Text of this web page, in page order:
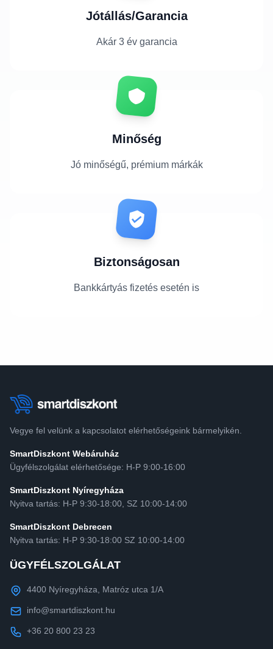
Jótállás/Garancia
Akár 3 év garancia
Minőség
Jó minőségű, prémium márkák
Biztonságosan
Bankkártyás fizetés esetén is
Vegye fel velünk a kapcsolatot elérhetőségeink bármelyikén.
SmartDiszkont Webáruház
Ügyfélszolgálat elérhetősége: H-P 9:00-16:00
SmartDiszkont Nyíregyháza
Nyitva tartás: H-P 9:30-18:00, SZ 10:00-14:00
SmartDiszkont Debrecen
Nyitva tartás: H-P 9:30-18:00 SZ 10:00-14:00
ÜGYFÉLSZOLGÁLAT
4400 Nyíregyháza, Matróz utca 1/A
info@smartdiszkont.hu
+36 20 800 23 23